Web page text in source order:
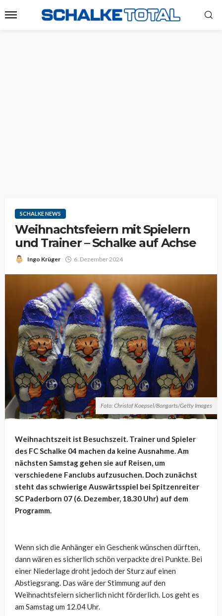
SCHALKE NEWS
Weihnachtsfeiern mit Spielern
und Trainer – Schalke auf Achse
Ingo Krüger 6. Dezember 2024
Foto: Christof Koepsel/Bongarts/Getty Images
Weihnachtszeit ist Besuchszeit. Trainer und Spieler
des FC Schalke 04 machen da keine Ausnahme. Am
nächsten Samstag gehen sie auf Reisen, um
verschiedene Fanclubs aufzusuchen. Doch zunächst
steht das schwierige Auswärtsspiel bei Spitzenreiter
SC Paderborn 07 (6. Dezember, 18.30 Uhr) auf dem
Programm.
Wenn sich die Anhänger ein Geschenk wünschen dürften,
dann wären es sicherlich schön verpackte drei Punkte. Bei
einer Niederlage droht jedoch der Sturz auf einen
Abstiegsrang. Das wäre der Stimmung auf den
Weihnachtsfeiern sicherlich nicht förderlich. Los geht es
am Samstag um 12.04 Uhr.